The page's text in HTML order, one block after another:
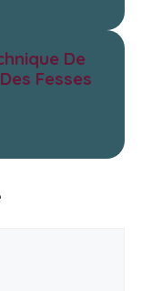
De
Fesses